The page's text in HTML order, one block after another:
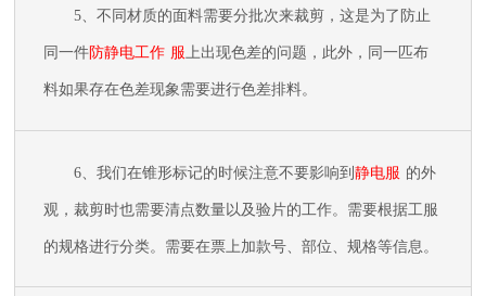
5、不同材质的面料需要分批次来裁剪，这是为了防止
同一件防静电工作 服上出现色差的问题，此外，同一匹布
料如果存在色差现象需要进行色差排料。
6、我们在锥形标记的时候注意不要影响到 静电服 的外
观，裁剪时也需要清点数量以及验片的工作。需要根据工服
的规格进行分类。需要在票上加款号、部位、规格等信息。